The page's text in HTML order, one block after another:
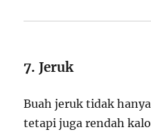
7. Jeruk
Buah jeruk tidak
tetapi juga rendah